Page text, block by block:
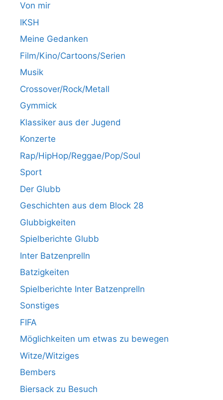
Von mir
IKSH
Meine Gedanken
Film/Kino/Cartoons/Serien
Musik
Crossover/Rock/Metall
Gymmick
Klassiker aus der Jugend
Konzerte
Rap/HipHop/Reggae/Pop/Soul
Sport
Der Glubb
Geschichten aus dem Block 28
Glubbigkeiten
Spielberichte Glubb
Inter Batzenprelln
Batzigkeiten
Spielberichte Inter Batzenprelln
Sonstiges
FIFA
Möglichkeiten um etwas zu bewegen
Witze/Witziges
Bembers
Biersack zu Besuch